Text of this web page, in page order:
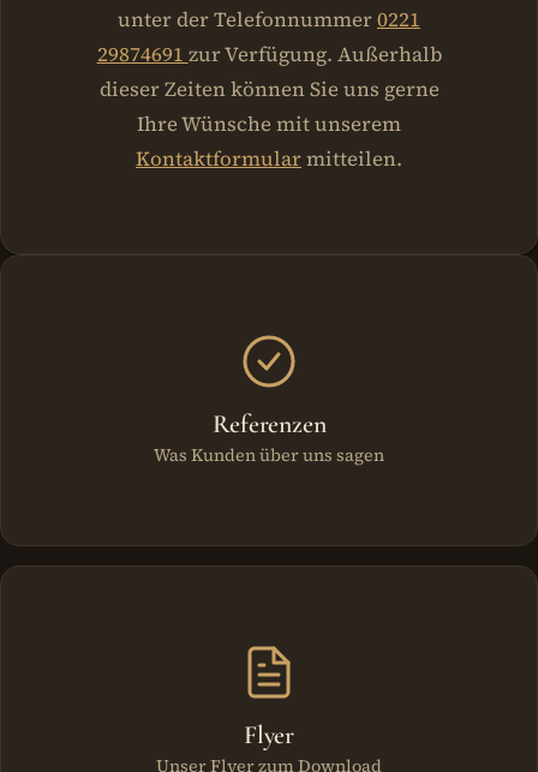
unter der Telefonnummer0221
29874691 zur Verfügung. Außerhalb
dieser Zeiten können Sie uns gerne
Ihre Wünsche mit unserem
Kontaktformularmitteilen.
Weitere Bereiche
Referenzen
Was Kunden über uns sagen
Flyer
Unser Flyer zum Download